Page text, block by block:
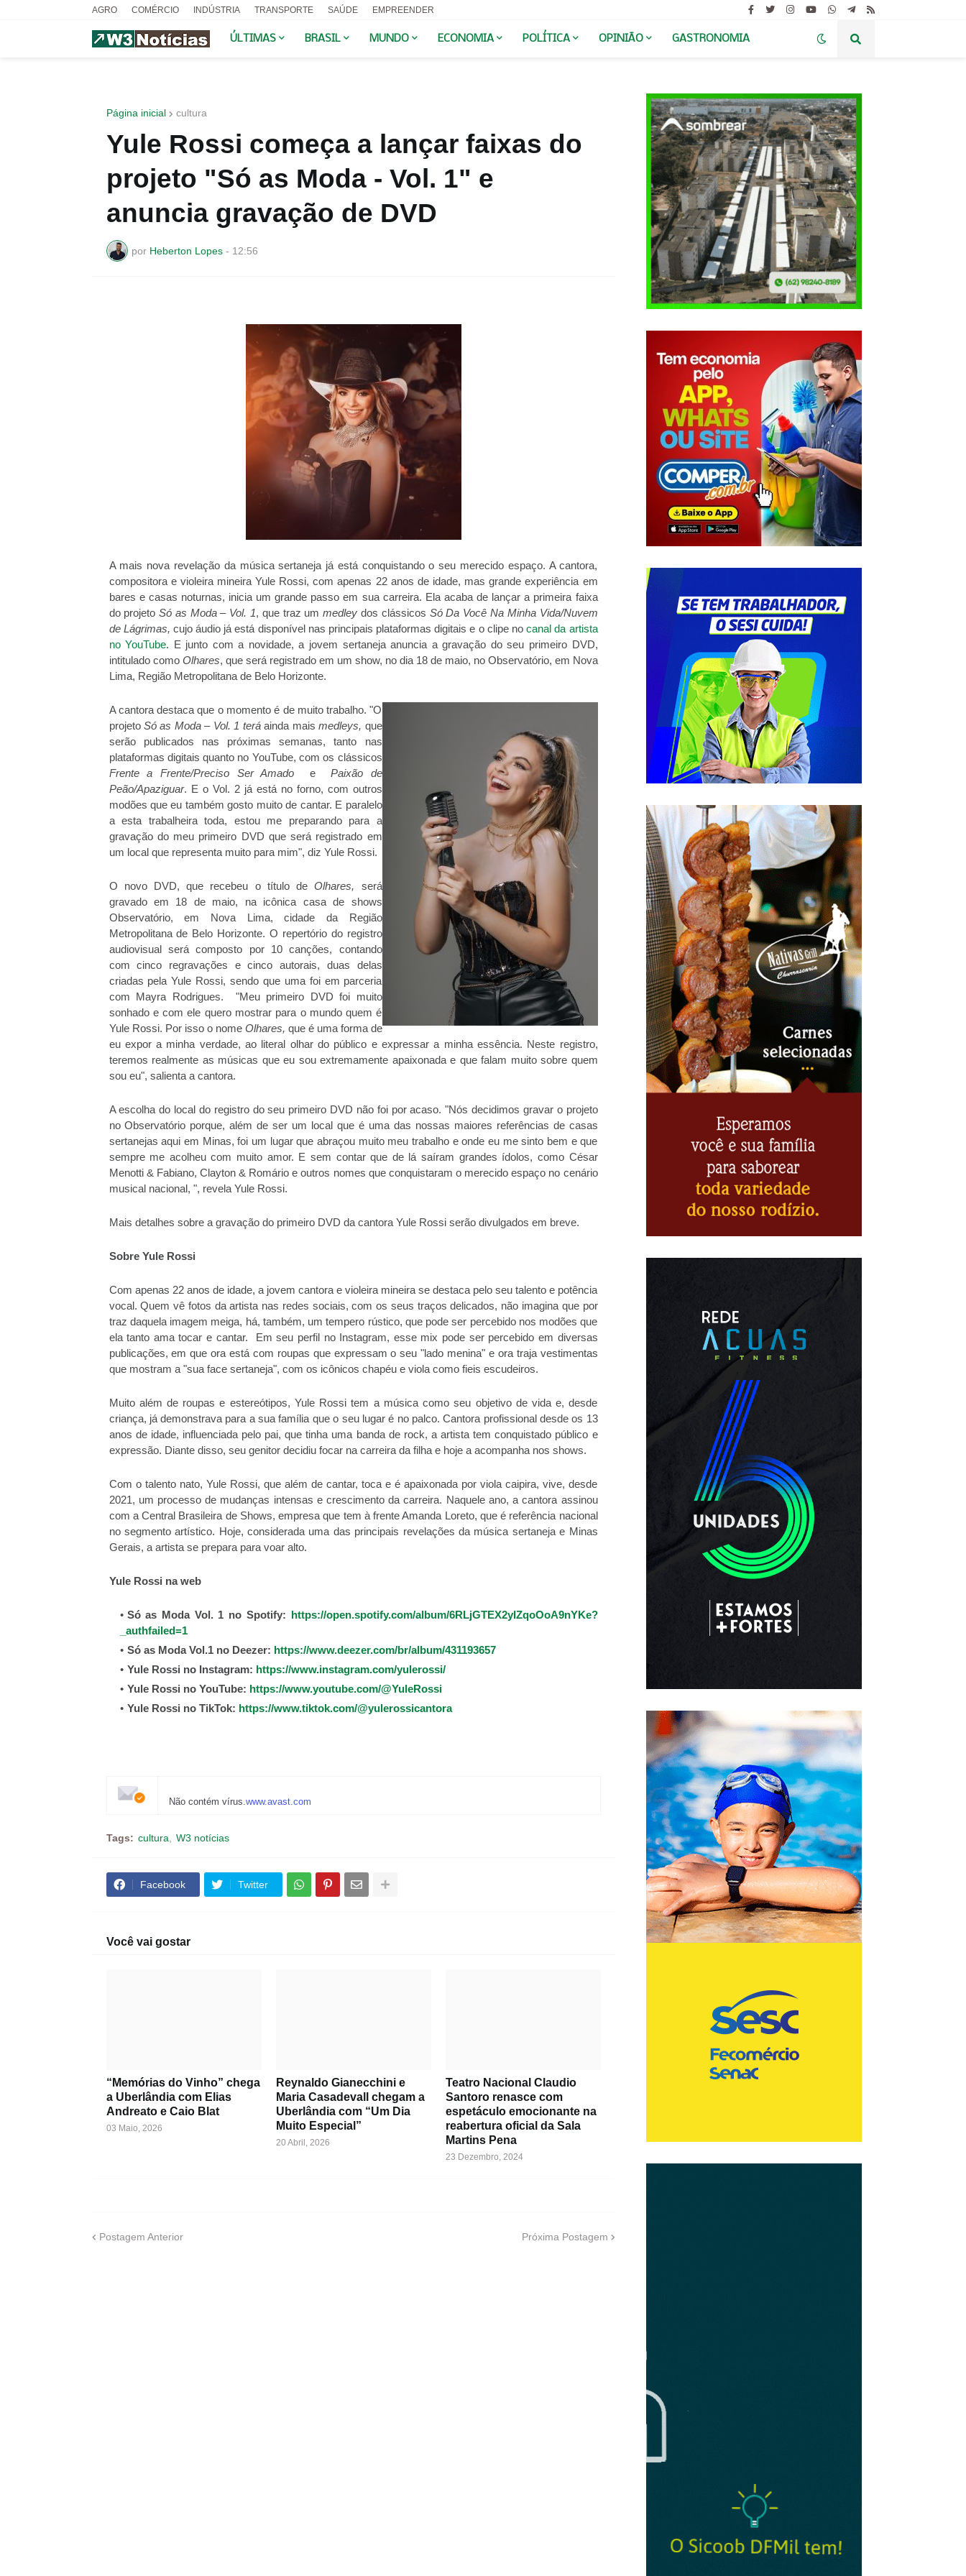
AGRO COMÉRCIO INDÚSTRIA TRANSPORTE SAÚDE EMPREENDER
ÚLTIMAS BRASIL MUNDO ECONOMIA POLÍTICA OPINIÃO GASTRONOMIA
Página inicial cultura
Yule Rossi começa a lançar faixas do
projeto "Só as Moda - Vol. 1" e
anuncia gravação de DVD
por Heberton Lopes - 12:56
A mais nova revelação da música sertaneja já está conquistando o seu merecido espaço. A cantora,
compositora e violeira mineira Yule Rossi, com apenas 22 anos de idade, mas grande experiência em
bares e casas noturnas, inicia um grande passo em sua carreira. Ela acaba de lançar a primeira faixa
do projetoSó as Moda – Vol. 1, que traz ummedley dos clássicos Só Da Você Na Minha Vida/Nuvem
de Lágrimas, cujo áudio já está disponível nas principais plataformas digitais e o clipe nocanal da artista
no YouTube. E junto com a novidade, a jovem sertaneja anuncia a gravação do seu primeiro DVD,
intitulado como Olhares, que será registrado em um show, no dia 18 de maio, no Observatório, em Nova
Lima, Região Metropolitana de Belo Horizonte.
A cantora destaca que o momento é de muito trabalho. "O
projeto Só as Moda – Vol. 1 teráainda maismedleys, que
serão publicados nas próximas semanas, tanto nas
plataformas digitais quanto no YouTube, com os clássicos
Frente a Frente/Preciso Ser Amado
e
Paixão de
Peão/Apaziguar. E o Vol. 2 já está no forno, com outros
modões que eu também gosto muito de cantar. E paralelo
a esta trabalheira toda, estou me preparando para a
gravação do meu primeiro DVD que será registrado em
um local que representa muito para mim", diz Yule Rossi.
O novo DVD, que recebeu o título deOlhares, será
gravado em 18 de maio, na icônica casa de shows
Observatório, em Nova Lima, cidade da Região
Metropolitana de Belo Horizonte. O repertório do registro
audiovisual será composto por 10 canções, contando
com cinco regravações e cinco autorais, duas delas
criadas pela Yule Rossi, sendo que uma foi em parceria
com Mayra Rodrigues. "Meu primeiro DVD foi muito
sonhado e com ele quero mostrar para o mundo quem é
Yule Rossi. Por isso o nome Olhares, que é uma forma de
eu expor a minha verdade, ao literal olhar do público e expressar a minha essência. Neste registro,
teremos realmente as músicas que eu sou extremamente apaixonada e que falam muito sobre quem
sou eu", salienta a cantora.
A escolha do local do registro do seu primeiro DVD não foi por acaso. "Nós decidimos gravar o projeto
no Observatório porque, além de ser um local que é uma das nossas maiores referências de casas
sertanejas aqui em Minas, foi um lugar que abraçou muito meu trabalho e onde eu me sinto bem e que
sempre me acolheu com muito amor. E sem contar que de lá saíram grandes ídolos, como César
Menotti & Fabiano, Clayton & Romário e outros nomes que conquistaram o merecido espaço no cenário
musical nacional, ", revela Yule Rossi.
Mais detalhes sobre a gravação do primeiro DVD da cantora Yule Rossi serão divulgados em breve.
Sobre Yule Rossi
Com apenas 22 anos de idade, a jovem cantora e violeira mineira se destaca pelo seu talento e potência
vocal. Quem vê fotos da artista nas redes sociais, com os seus traços delicados, não imagina que por
traz daquela imagem meiga, há, também, um tempero rústico, que pode ser percebido nos modões que
ela tanto ama tocar e cantar. Em seu perfil no Instagram, esse mix pode ser percebido em diversas
publicações, em que ora está com roupas que expressam o seu "lado menina" e ora traja vestimentas
que mostram a "sua face sertaneja", com os icônicos chapéu e viola como fieis escudeiros.
Muito além de roupas e estereótipos, Yule Rossi tem a música como seu objetivo de vida e, desde
criança, já demonstrava para a sua família que o seu lugar é no palco. Cantora profissional desde os 13
anos de idade, influenciada pelo pai, que tinha uma banda de rock, a artista tem conquistado público e
expressão. Diante disso, seu genitor decidiu focar na carreira da filha e hoje a acompanha nos shows.
Com o talento nato, Yule Rossi, que além de cantar, toca e é apaixonada por viola caipira, vive, desde
2021, um processo de mudanças intensas e crescimento da carreira. Naquele ano, a cantora assinou
com a Central Brasileira de Shows, empresa que tem à frente Amanda Loreto, que é referência nacional
no segmento artístico. Hoje, considerada uma das principais revelações da música sertaneja e Minas
Gerais, a artista se prepara para voar alto.
Yule Rossi na web
Só as Moda Vol. 1 no Spotify:
https://open.spotify.com/album/6RLjGTEX2yIZqoOoA9nYKe?
_authfailed=1
Só as Moda Vol.1 no Deezer: https://www.deezer.com/br/album/431193657
Yule Rossi no Instagram: https://www.instagram.com/yulerossi/
Yule Rossi no YouTube: https://www.youtube.com/@YuleRossi
Yule Rossi no TikTok: https://www.tiktok.com/@yulerossicantora
Não contém vírus.www.avast.com
Tags: cultura W3 notícias
Facebook Twitter
Você vai gostar
“Memórias do Vinho” chega
a Uberlândia com Elias
Andreato e Caio Blat
03 Maio, 2026
Reynaldo Gianecchini e
Maria Casadevall chegam a
Uberlândia com “Um Dia
Muito Especial”
20 Abril, 2026
Teatro Nacional Claudio
Santoro renasce com
espetáculo emocionante na
reabertura oficial da Sala
Martins Pena
23 Dezembro, 2024
Postagem Anterior Próxima Postagem